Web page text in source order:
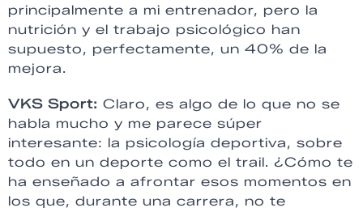
principalmente a mi entrenador, pero la
nutrición y el trabajo psicológico han
supuesto, perfectamente, un 40% de la
mejora.
VKS Sport: Claro, es algo de lo que no se
habla mucho y me parece súper
interesante: la psicología deportiva, sobre
todo en un deporte como el trail. ¿Cómo te
ha enseñado a afrontar esos momentos en
los que, durante una carrera, no te